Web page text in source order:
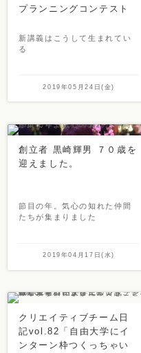
プランニングコンテスト
新講義はこうして生まれてい
る
2019年05月24日(金)
創立者 黒崎輝男 ７０歳を
迎えました。
節目の年。気心の知れた仲間
たちが集まりました
2019年04月17日(水)
クリエイティブチーム日
記vol.82「自由大学にイ
ンターン枠つくっちゃい